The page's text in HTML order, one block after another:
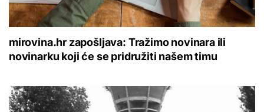
mirovina.hr zapošljava: Tražimo novinara ili
novinarku koji će se pridružiti našem timu